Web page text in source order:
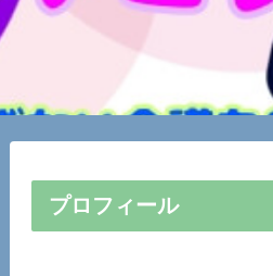
プロフィール